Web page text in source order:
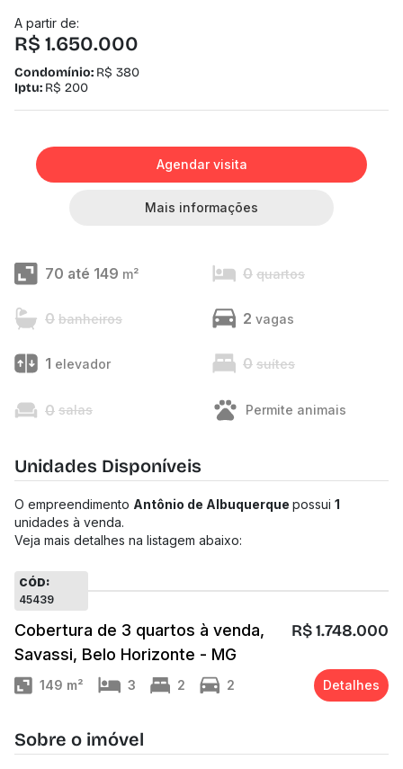
A partir de:
R$ 1.650.000
Condomínio: R$ 380
Iptu: R$ 200
Agendar visita
Mais informações
70 até 149 m² 0 quartos
0 banheiros 2 vagas
1 elevador 0 suítes
0 salas Permite animais
Unidades Disponíveis
O empreendimento Antônio de Albuquerque possui 1
unidades à venda.
Veja mais detalhes na listagem abaixo:
CÓD:
45439
Cobertura de 3 quartos à venda,
Savassi, Belo Horizonte - MG
R$ 1.748.000
149 m² 3 2 2 Detalhes
Sobre o imóvel